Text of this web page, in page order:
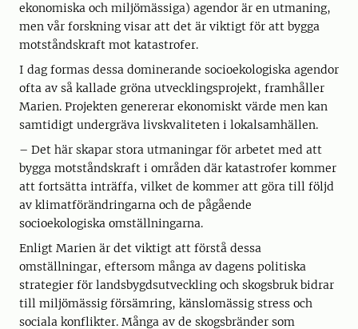
ekonomiska och miljömässiga) agendor är en utmaning,
men vår forskning visar att det är viktigt för att bygga
motståndskraft mot katastrofer.
I dag formas dessa dominerande socioekologiska agendor
ofta av så kallade gröna utvecklingsprojekt, framhåller
Marien. Projekten genererar ekonomiskt värde men kan
samtidigt undergräva livskvaliteten i lokalsamhällen.
– Det här skapar stora utmaningar för arbetet med att
bygga motståndskraft i områden där katastrofer kommer
att fortsätta inträffa, vilket de kommer att göra till följd
av klimatförändringarna och de pågående
socioekologiska omställningarna.
Enligt Marien är det viktigt att förstå dessa
omställningar, eftersom många av dagens politiska
strategier för landsbygdsutveckling och skogsbruk bidrar
till miljömässig försämring, känslomässig stress och
sociala konflikter. Många av de skogsbränder som